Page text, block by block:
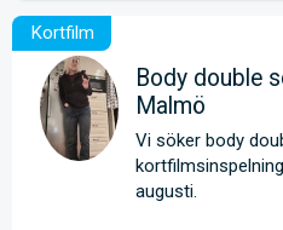
Body double
Malmö
Vi söker body
augusti.